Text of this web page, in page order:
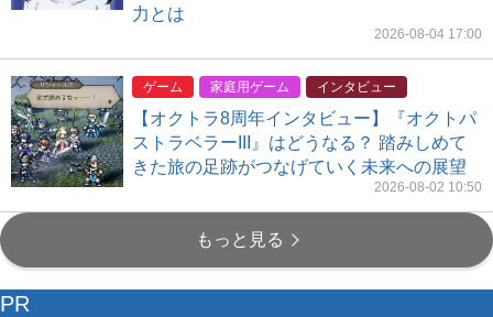
力とは
2026-08-04 17:00
ゲーム 家庭用ゲーム インタビュー
【オクトラ8周年インタビュー】『オクトパ
ストラベラーIII』はどうなる？ 踏みしめて
きた旅の足跡がつなげていく未来への展望
2026-08-02 10:50
もっと見る
PR